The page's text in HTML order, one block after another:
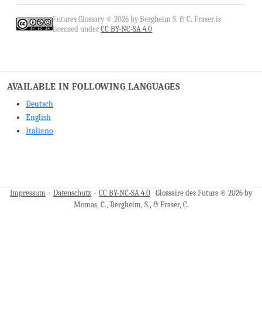
Futures Glossary © 2026 by Bergheim S. & C. Fraser is
licensed underCC BY-NC-SA 4.0
AVAILABLE IN FOLLOWING LANGUAGES
Deutsch
English
Italiano
Impressum · Datenschutz · CC BY-NC-SA 4.0 Glossaire des Futurs © 2026 by
Momas, C., Bergheim, S., & Fraser, C.